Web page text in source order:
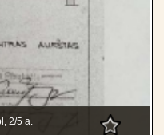
2/5 a.